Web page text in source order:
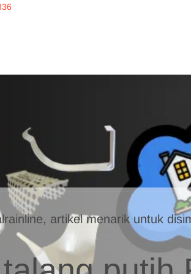
artikel menarik untuk